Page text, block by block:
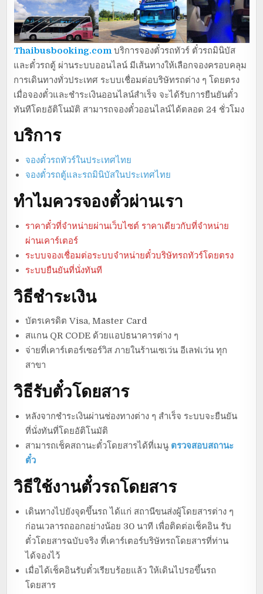
Thaibusbooking.com บริการจองตั๋วรถทัวร์ ตั๋วรถมินิบัส
และตั๋วรถตู้ ผ่านระบบออนไลน์ มีเส้นทางให้เลือกจองครอบคลุม
การเดินทางทั่วประเทศ ระบบเชื่อมต่อบริษัทรถต่าง ๆ โดยตรง
เมื่อจองตั๋วและชำระเงินออนไลน์สำเร็จ จะได้รับการยืนยันตั๋ว
ทันทีโดยอัติโนมัติ สามารถจองตั๋วออนไลน์ได้ตลอด 24 ชั่วโมง
บริการ
จองตั๋วรถทัวร์ในประเทศไทย
จองตั๋วรถตู้และรถมินิบัสในประเทศไทย
ทำไมควรจองตั๋วผ่านเรา
ราคาตั๋วที่จำหน่ายผ่านเว็บไซต์ ราคาเดียวกับที่จำหน่าย
ผ่านเคาร์เตอร์
ระบบจองเชื่อมต่อระบบจำหน่ายตั๋วบริษัทรถทัวร์โดยตรง
ระบบยืนยันที่นั่งทันที
วิธีชำระเงิน
บัตรเครดิต Visa, Master Card
สแกน QR CODE ด้วยแอปธนาคารต่าง ๆ
จ่ายที่เคาร์เตอร์เซอร์วิส ภายในร้านเซเว่น อีเลฟเว่น ทุก
สาขา
วิธีรับตั๋วโดยสาร
หลังจากชำระเงินผ่านช่องทางต่าง ๆ สำเร็จ ระบบจะยืนยัน
ที่นั่งทันที่โดยอัติโนมัติ
สามารถเช็คสถานะตั๋วโดยสารได้ที่เมนู ตรวจสอบสถานะ
ตั๋ว
วิธีใช้งานตั๋วรถโดยสาร
เดินทางไปยังจุดขึ้นรถ ได้แก่ สถานีขนส่งผู้โดยสารต่าง ๆ
ก่อนเวลารถออกอย่างน้อย 30 นาที เพื่อติดต่อเช็คอิน รับ
ตั๋วโดยสารฉบับจริง ที่เคาร์เตอร์บริษัทรถโดยสารที่ท่าน
ได้จองไว้
เมื่อได้เช็คอินรับตั๋วเรียบร้อยแล้ว ให้เดินไปรอขึ้นรถ
โดยสาร